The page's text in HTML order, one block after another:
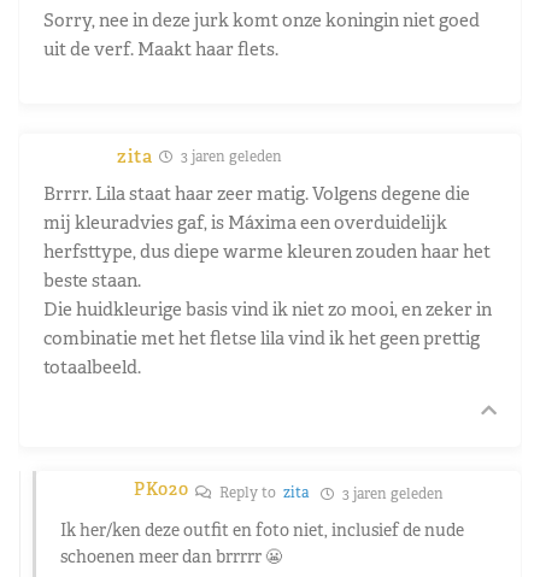
Sorry, nee in deze jurk komt onze koningin niet goed
uit de verf. Maakt haar flets.
zita 3 jaren geleden
Brrrr. Lila staat haar zeer matig. Volgens degene die
mij kleuradvies gaf, is Máxima een overduidelijk
herfsttype, dus diepe warme kleuren zouden haar het
beste staan.
Die huidkleurige basis vind ik niet zo mooi, en zeker in
combinatie met het fletse lila vind ik het geen prettig
totaalbeeld.
PK020 Reply to zita 3 jaren geleden
Ik her/ken deze outfit en foto niet, inclusief de nude
schoenen meer dan brrrrr 😬